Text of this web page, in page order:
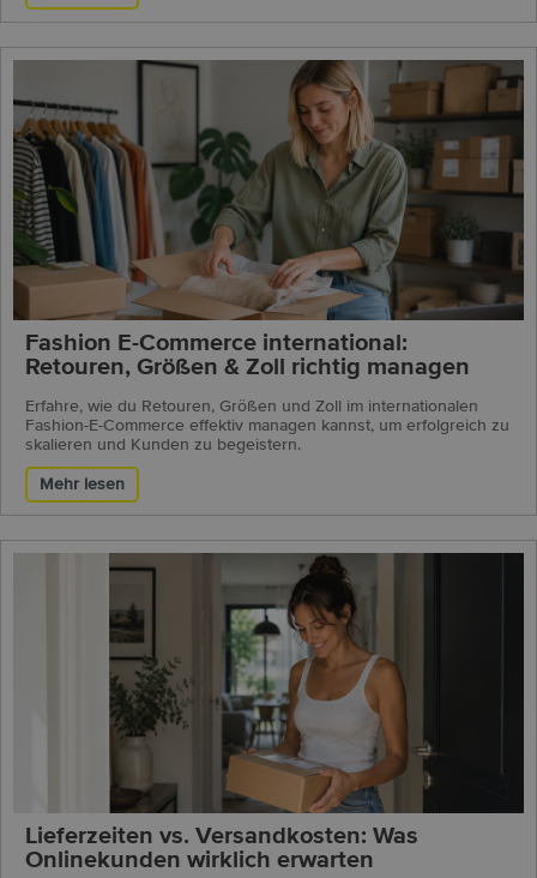
Fashion E-Commerce international:
Retouren, Größen & Zoll richtig managen
Erfahre, wie du Retouren, Größen und Zoll im internationalen
Fashion-E-Commerce effektiv managen kannst, um erfolgreich zu
skalieren und Kunden zu begeistern.
Mehr lesen
Lieferzeiten vs. Versandkosten: Was
Onlinekunden wirklich erwarten